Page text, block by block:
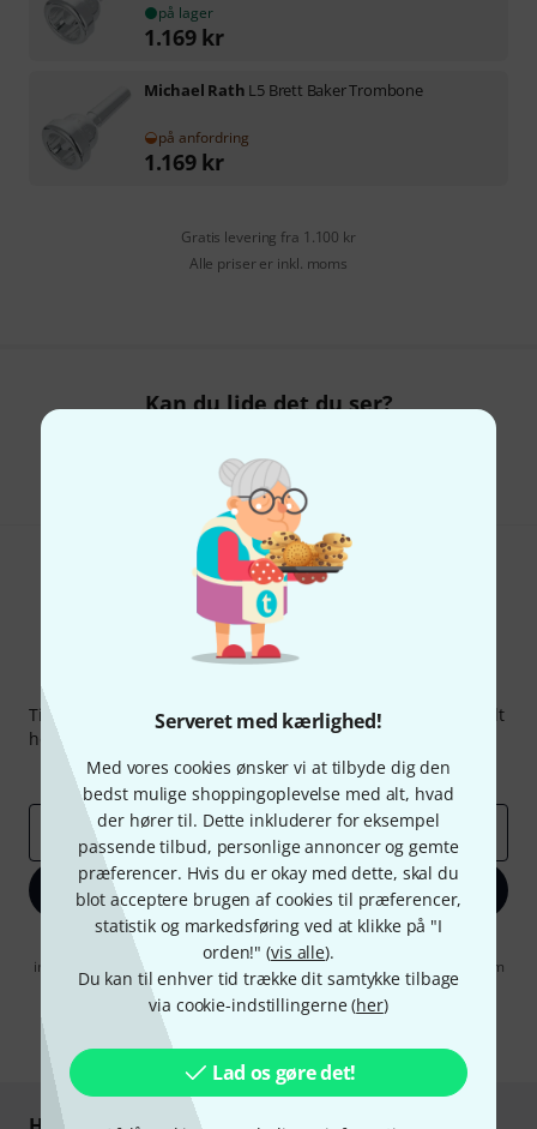
Serveret med kærlighed!
Med vores cookies ønsker vi at tilbyde dig den
bedst mulige shoppingoplevelse med alt, hvad
der hører til. Dette inkluderer for eksempel
passende tilbud, personlige annoncer og gemte
præferencer. Hvis du er okay med dette, skal du
blot acceptere brugen af cookies til præferencer,
statistik og markedsføring ved at klikke på "I
orden!" (vis alle).
Du kan til enhver tid trække dit samtykke tilbage
via cookie-indstillingerne (her)
Lad os gøre det!
på lager
1.169 kr
Michael Rath L5 Brett Baker Trombone
på anfordring
1.169 kr
Gratis levering fra 1.100 kr
Alle priser er inkl. moms
Kan du lide det du ser?
Hjælp og feedback
Tilmeld dig Thomann Nyhedsbrevet på engelsk og med lidt
held kan du vinde en af
hver værdi
Inspirerende bidrag
Tilbud Thomann-indsigter
Email adresse*
Tilmeld dig nu
Når jeg klikker på "Tilmeld dig nu", erklærer jeg mig samtidig
indforstået med at modtage e-mail-reklame. Dette tilsagn kan når som
helst trækkes tilbage. Find yderligere informationer i vores
informationer om databeskyttelse.